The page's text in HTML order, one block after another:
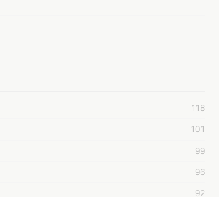
118
101
99
96
92